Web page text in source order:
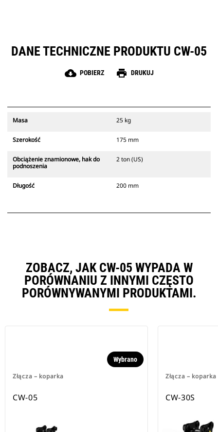
DANE TECHNICZNE PRODUKTU CW-05
cloud_download POBIERZ print DRUKUJ
Masa 25 kg
Szerokość 175 mm
Obciążenie znamionowe, hak do
podnoszenia
2 ton (US)
Długość 200 mm
ZOBACZ, JAK CW-05 WYPADA W
PORÓWNANIU Z INNYMI CZĘSTO
PORÓWNYWANYMI PRODUKTAMI.
Złącza – koparka
Wybrano
CW-05
Złącza – koparka
CW-30S